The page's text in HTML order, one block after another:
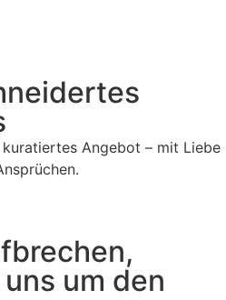
Angebot – mit Liebe
um den